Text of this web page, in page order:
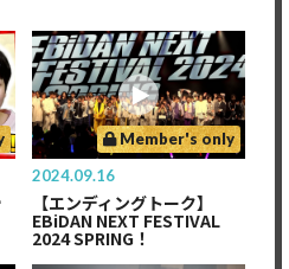
Member's only
2024.09.16
【エンディングトーク】
EBiDAN NEXT FESTIVAL
2024 SPRING！